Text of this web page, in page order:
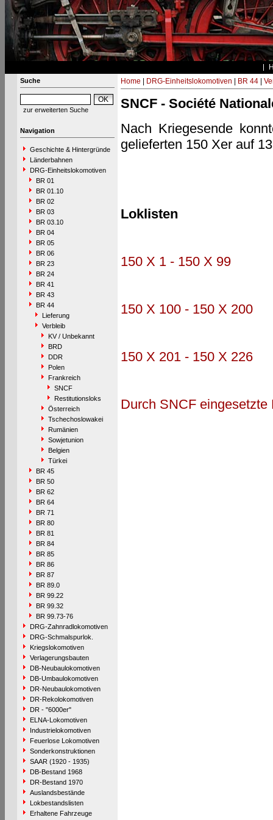
Suche
zur erweiterten Suche
Navigation
Geschichte & Hintergründe
Länderbahnen
DRG-Einheitslokomotiven
BR 01
BR 01.10
BR 02
BR 03
BR 03.10
BR 04
BR 05
BR 06
BR 23
BR 24
BR 41
BR 43
BR 44
Lieferung
Verbleib
KV / Unbekannt
BRD
DDR
Polen
Frankreich
SNCF
Restitutionsloks
Österreich
Tschechoslowakei
Rumänien
Sowjetunion
Belgien
Türkei
BR 45
BR 50
BR 62
BR 64
BR 71
BR 80
BR 81
BR 84
BR 85
BR 86
BR 87
BR 89.0
BR 99.22
BR 99.32
BR 99.73-76
DRG-Zahnradlokomotiven
DRG-Schmalspurlok.
Kriegslokomotiven
Verlagerungsbauten
DB-Neubaulokomotiven
DB-Umbaulokomotiven
DR-Neubaulokomotiven
DR-Rekolokomotiven
DR - "6000er"
ELNA-Lokomotiven
Industrielokomotiven
Feuerlose Lokomotiven
Sonderkonstruktionen
SAAR (1920 - 1935)
DB-Bestand 1968
DR-Bestand 1970
Auslandsbestände
Lokbestandslisten
Erhaltene Fahrzeuge
Home DRG-Einheitslokomotiven BR 44|
SNCF - Société
Nach Kriegesende
gelieferten 150 Xer auf
Loklisten
150 X 1 - 150 X 99
150 X 100 - 150 X 200
150 X 201 - 150 X 226
Durch SNCF